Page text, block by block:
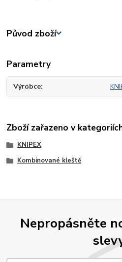
Původ zboží
Parametry
Výrobce
Zboží zařazeno v
KNIPEX
Kombinované kleště
Nepropásněte